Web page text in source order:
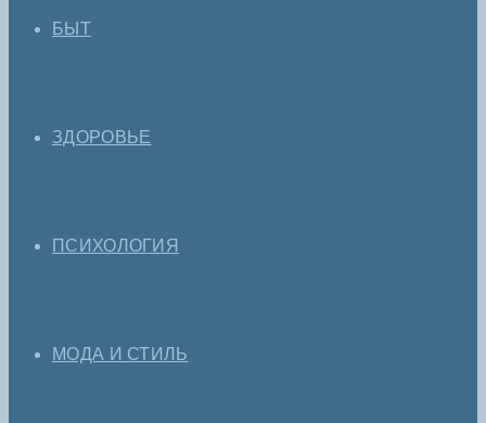
БЫТ
ЗДОРОВЬЕ
ПСИХОЛОГИЯ
МОДА И СТИЛЬ